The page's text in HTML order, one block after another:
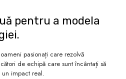
pentru a modela
pasionați care rezolvă
de echipă care sunt încântați să
un impact real.